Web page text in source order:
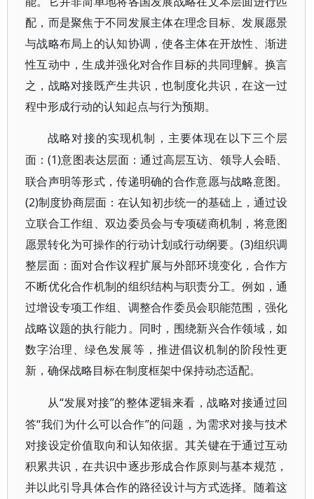
配，而是聚焦于不同发展主体在理念目标、发展愿景
与战略布局上的认知协调，使各主体在开放性、渐进
性互动中，生成并强化对合作目标的共同理解。换言
之，战略对接既产生共识，也制度化共识，在这一过
程中形成行动的认知起点与行为预期。
战略对接的实现机制，主要体现在以下三个层
面：(1)意图表达层面：通过高层互访、领导人会晤、
联合声明等形式，传递明确的合作意愿与战略意图。
(2)制度协商层面：在认知初步统一的基础上，通过设
立联合工作组、双边委员会与专项磋商机制，将意图
愿景转化为可操作的行动计划或行动纲要。(3)组织调
整层面：面对合作议程扩展与外部环境变化，合作方
不断优化合作机制的组织结构与职责分工。例如，通
过增设专项工作组、调整合作委员会职能范围，强化
战略议题的执行能力。同时，围绕新兴合作领域，如
数字治理、绿色发展等，推进倡议机制的阶段性更
新，确保战略目标在制度框架中保持动态适配。
从“发展对接”的整体逻辑来看，战略对接通过回
答“我们为什么可以合作”的问题，为需求对接与技术
对接设定价值取向和认知依据。其关键在于通过互动
积累共识，在共识中逐步形成合作原则与基本规范，
并以此引导具体合作的路径设计与方式选择。随着这